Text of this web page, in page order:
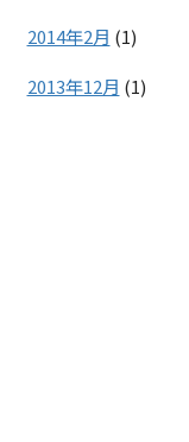
2014年2月 (1)
2013年12月 (1)